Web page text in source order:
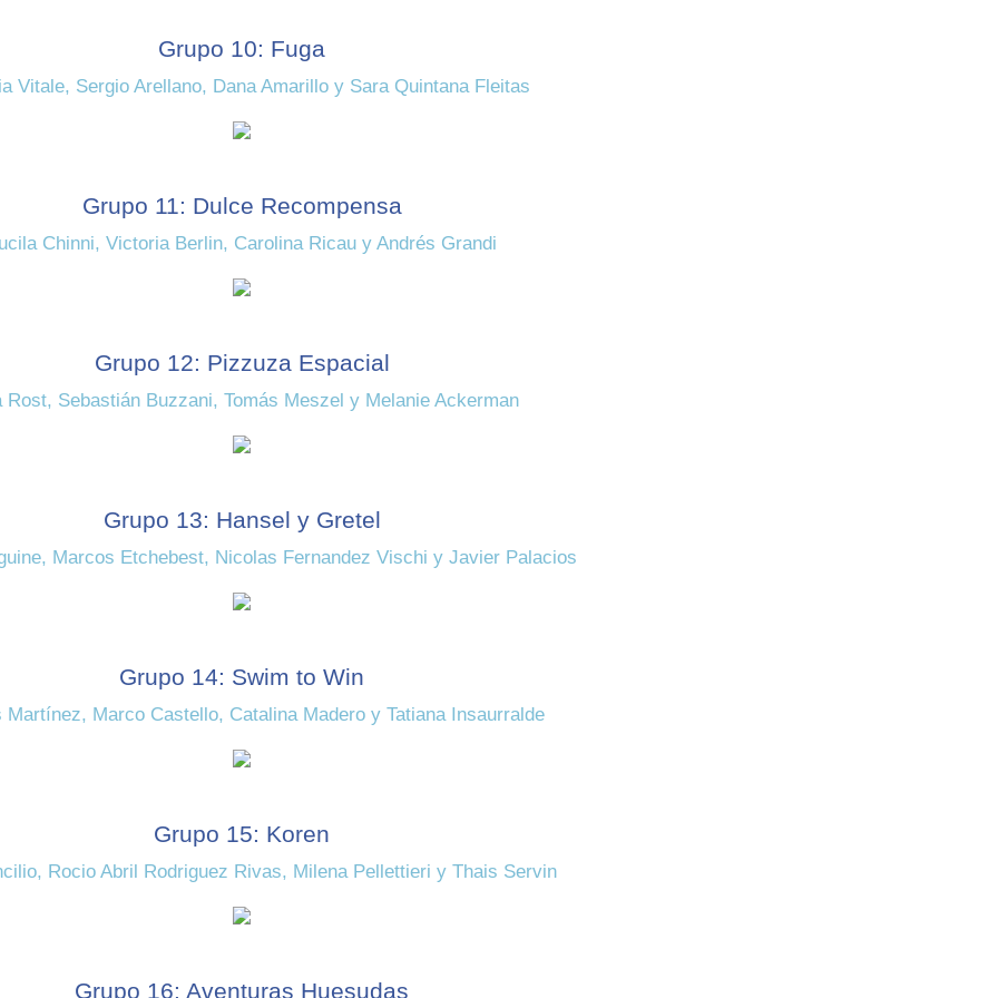
Grupo 10: Fuga
Vitale, Sergio Arellano, Dana Amarillo y Sara Quintana Fleitas
Grupo 11: Dulce Recompensa
Chinni, Victoria Berlin, Carolina Ricau y Andrés Grandi
Grupo 12: Pizzuza Espacial
Rost, Sebastián Buzzani, Tomás Meszel y Melanie Ackerman
Grupo 13: Hansel y Gretel
Marcos Etchebest, Nicolas Fernandez Vischi y Javier Palacios
Grupo 14: Swim to Win
Martínez, Marco Castello, Catalina Madero y Tatiana Insaurralde
Grupo 15: Koren
Rocio Abril Rodriguez Rivas, Milena Pellettieri y Thais Servin
Grupo 16: Aventuras Huesudas